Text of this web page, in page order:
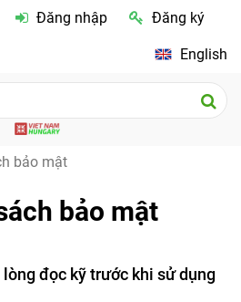
bảo mật
đọc kỹ trước khi sử dụng
Đăng nhập Đăng ký
English
bảo mật